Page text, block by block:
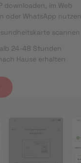
downloaden, im Web
oder WhatsApp nutzen
scannen
24-48 Stunden
Hause erhalten